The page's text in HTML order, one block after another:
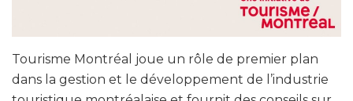
Tourisme Montréal joue un rôle de premier plan
dans la gestion et le développement de l’industrie